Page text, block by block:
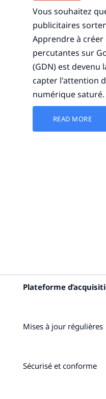
Vous souhaitez
publicitaires
Apprendre à créer
percutantes sur
(GDN) est devenu
capter l'attention
numérique saturé.
READ MORE
Plateforme
Mises à jour régulières
Sécurisé et conforme